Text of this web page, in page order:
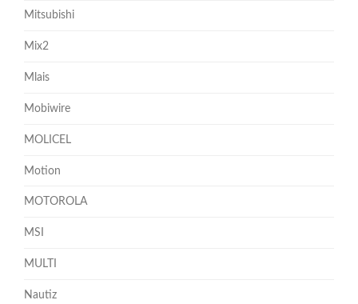
Mitsubishi
Mix2
Mlais
Mobiwire
MOLICEL
Motion
MOTOROLA
MSI
MULTI
Nautiz